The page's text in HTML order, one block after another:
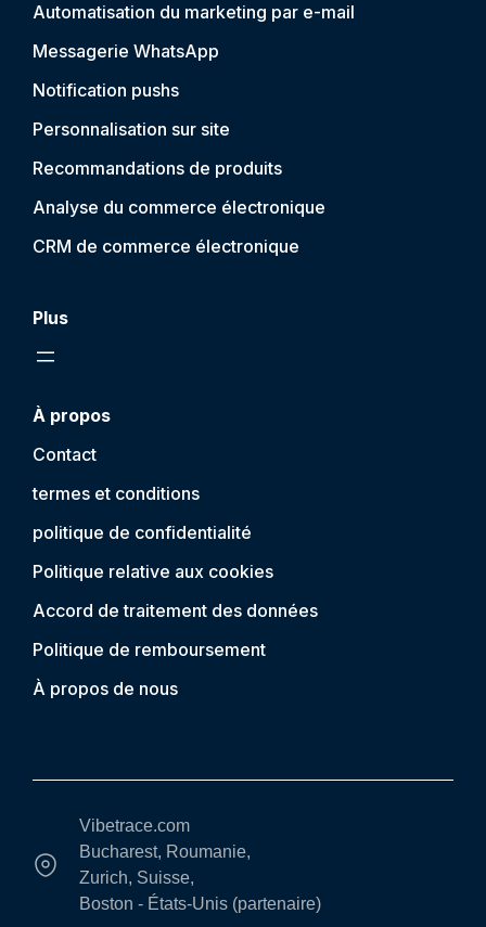
Automatisation du marketing par e-mail
Messagerie WhatsApp
Notification pushs
Personnalisation sur site
Recommandations de produits
Analyse du commerce électronique
CRM de commerce électronique
Plus
À propos
Contact
termes et conditions
politique de confidentialité
Politique relative aux cookies
Accord de traitement des données
Politique de remboursement
À propos de nous
Vibetrace.com
Bucharest, Roumanie,
Zurich, Suisse,
Boston - États-Unis (partenaire)